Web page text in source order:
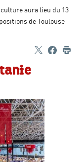
aura lieu du 13
de Toulouse
Partager sur
- Nouvelle
Partager
-